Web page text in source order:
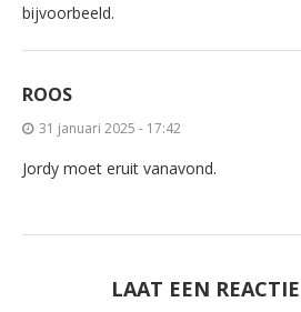
bijvoorbeeld.
ROOS
31 januari 2025 - 17:42
Jordy moet eruit vanavond.
LAAT EEN